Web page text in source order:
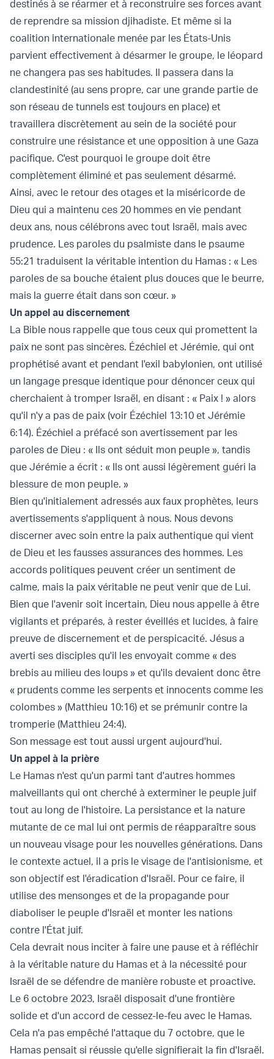
destinés à se réarmer et à reconstruire ses forces avant
de reprendre sa mission djihadiste. Et même si la
coalition internationale menée par les États-Unis
parvient effectivement à désarmer le groupe, le léopard
ne changera pas ses habitudes. Il passera dans la
clandestinité (au sens propre, car une grande partie de
son réseau de tunnels est toujours en place) et
travaillera discrètement au sein de la société pour
construire une résistance et une opposition à une Gaza
pacifique. C'est pourquoi le groupe doit être
complètement éliminé et pas seulement désarmé.
Ainsi, avec le retour des otages et la miséricorde de
Dieu qui a maintenu ces 20 hommes en vie pendant
deux ans, nous célébrons avec tout Israël, mais avec
prudence. Les paroles du psalmiste dans le psaume
55:21 traduisent la véritable intention du Hamas : « Les
paroles de sa bouche étaient plus douces que le beurre,
mais la guerre était dans son cœur. »
Un appel au discernement
La Bible nous rappelle que tous ceux qui promettent la
paix ne sont pas sincères. Ézéchiel et Jérémie, qui ont
prophétisé avant et pendant l'exil babylonien, ont utilisé
un langage presque identique pour dénoncer ceux qui
cherchaient à tromper Israël, en disant : « Paix ! » alors
qu'il n'y a pas de paix (voir Ézéchiel 13:10 et Jérémie
6:14). Ézéchiel a préfacé son avertissement par les
paroles de Dieu : « Ils ont séduit mon peuple », tandis
que Jérémie a écrit : « Ils ont aussi légèrement guéri la
blessure de mon peuple. »
Bien qu'initialement adressés aux faux prophètes, leurs
avertissements s'appliquent à nous. Nous devons
discerner avec soin entre la paix authentique qui vient
de Dieu et les fausses assurances des hommes. Les
accords politiques peuvent créer un sentiment de
calme, mais la paix véritable ne peut venir que de Lui.
Bien que l'avenir soit incertain, Dieu nous appelle à être
vigilants et préparés, à rester éveillés et lucides, à faire
preuve de discernement et de perspicacité. Jésus a
averti ses disciples qu'il les envoyait comme « des
brebis au milieu des loups » et qu'ils devaient donc être
« prudents comme les serpents et innocents comme les
colombes » (Matthieu 10:16) et se prémunir contre la
tromperie (Matthieu 24:4).
Son message est tout aussi urgent aujourd'hui.
Un appel à la prière
Le Hamas n'est qu'un parmi tant d'autres hommes
malveillants qui ont cherché à exterminer le peuple juif
tout au long de l'histoire. La persistance et la nature
mutante de ce mal lui ont permis de réapparaître sous
un nouveau visage pour les nouvelles générations. Dans
le contexte actuel, il a pris le visage de l'antisionisme, et
son objectif est l'éradication d'Israël. Pour ce faire, il
utilise des mensonges et de la propagande pour
diaboliser le peuple d'Israël et monter les nations
contre l'État juif.
Cela devrait nous inciter à faire une pause et à réfléchir
à la véritable nature du Hamas et à la nécessité pour
Israël de se défendre de manière robuste et proactive.
Le 6 octobre 2023, Israël disposait d'une frontière
solide et d'un accord de cessez-le-feu avec le Hamas.
Cela n'a pas empêché l'attaque du 7 octobre, que le
Hamas pensait si réussie qu'elle signifierait la fin d'Israël.